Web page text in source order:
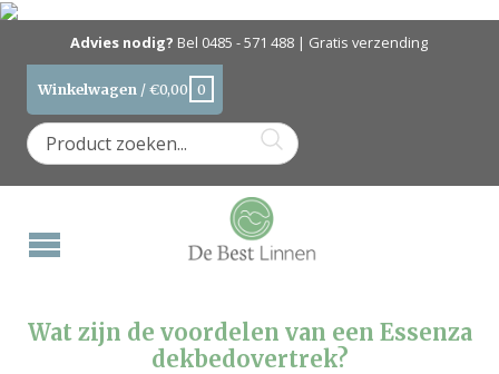
Advies nodig? Bel 0485 - 571 488 | Gratis verzending
Winkelwagen /€0,00 0
Wat zijn de voordelen van een Essenza
dekbedovertrek?